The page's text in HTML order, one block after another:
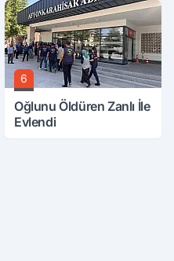
6
Oğlunu Öldüren Zanlı İle
Evlendi